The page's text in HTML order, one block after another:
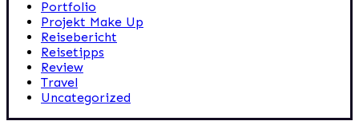
Portfolio
Projekt Make Up
Reisebericht
Reisetipps
Review
Travel
Uncategorized